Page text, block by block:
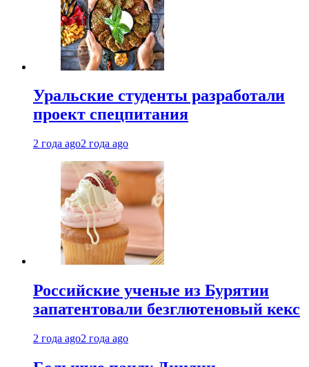
Уральские студенты разработали
проект спецпитания
2 года ago2 года ago
Российские ученые из Бурятии
запатентовали безглютеновый кекс
2 года ago2 года ago